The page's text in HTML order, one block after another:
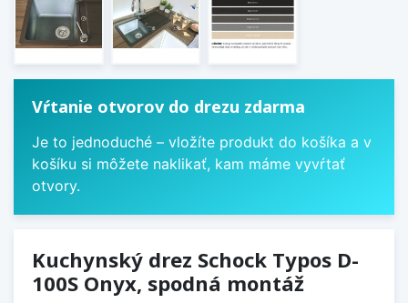
Vŕtanie otvorov do drezu zdarma
Je to jednoduché – vložíte produkt do košíka a v
košíku si môžete naklikať, kam máme vyvŕtať
otvory.
Kuchynský drez Schock Typos D-
100S Onyx, spodná montáž